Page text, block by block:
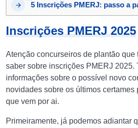
5 Inscrições PMERJ: passo a
Inscrições PMERJ 2025
Atenção concurseiros de plantão que
saber sobre inscrições PMERJ 2025.
informações sobre o possível novo
novidades sobre os últimos certames
que vem por ai.
Primeiramente, já podemos adiantar